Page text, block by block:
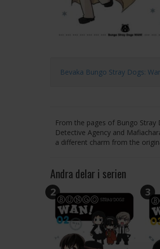
Bevaka Bungo Stray Dogs:
From the pages of Bungo
Detective Agency and
a different charm from the
Andra delar i serien
2 3